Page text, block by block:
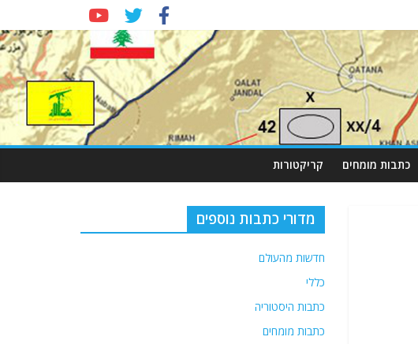
כתבות מומחים קריקטורות
מדורי כתבות נוספים
חדשות מהעולם
כללי
כתבות היסטוריה
כתבות מומחים